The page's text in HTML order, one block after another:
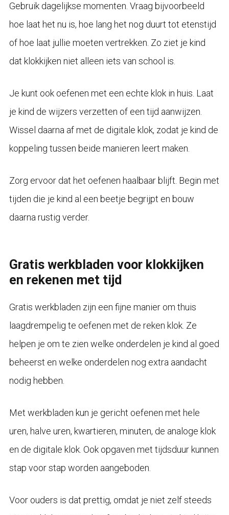
Gebruik dagelijkse momenten. Vraag bijvoorbeeld
hoe laat het nu is, hoe lang het nog duurt tot etenstijd
of hoe laat jullie moeten vertrekken. Zo ziet je kind
dat klokkijken niet alleen iets van school is.
Je kunt ook oefenen met een echte klok in huis. Laat
je kind de wijzers verzetten of een tijd aanwijzen.
Wissel daarna af met de digitale klok, zodat je kind de
koppeling tussen beide manieren leert maken.
Zorg ervoor dat het oefenen haalbaar blijft. Begin met
tijden die je kind al een beetje begrijpt en bouw
daarna rustig verder.
Gratis werkbladen voor klokkijken
en rekenen met tijd
Gratis werkbladen zijn een fijne manier om thuis
laagdrempelig te oefenen met de reken klok. Ze
helpen je om te zien welke onderdelen je kind al goed
beheerst en welke onderdelen nog extra aandacht
nodig hebben.
Met werkbladen kun je gericht oefenen met hele
uren, halve uren, kwartieren, minuten, de analoge klok
en de digitale klok. Ook opgaven met tijdsduur kunnen
stap voor stap worden aangeboden.
Voor ouders is dat prettig, omdat je niet zelf steeds